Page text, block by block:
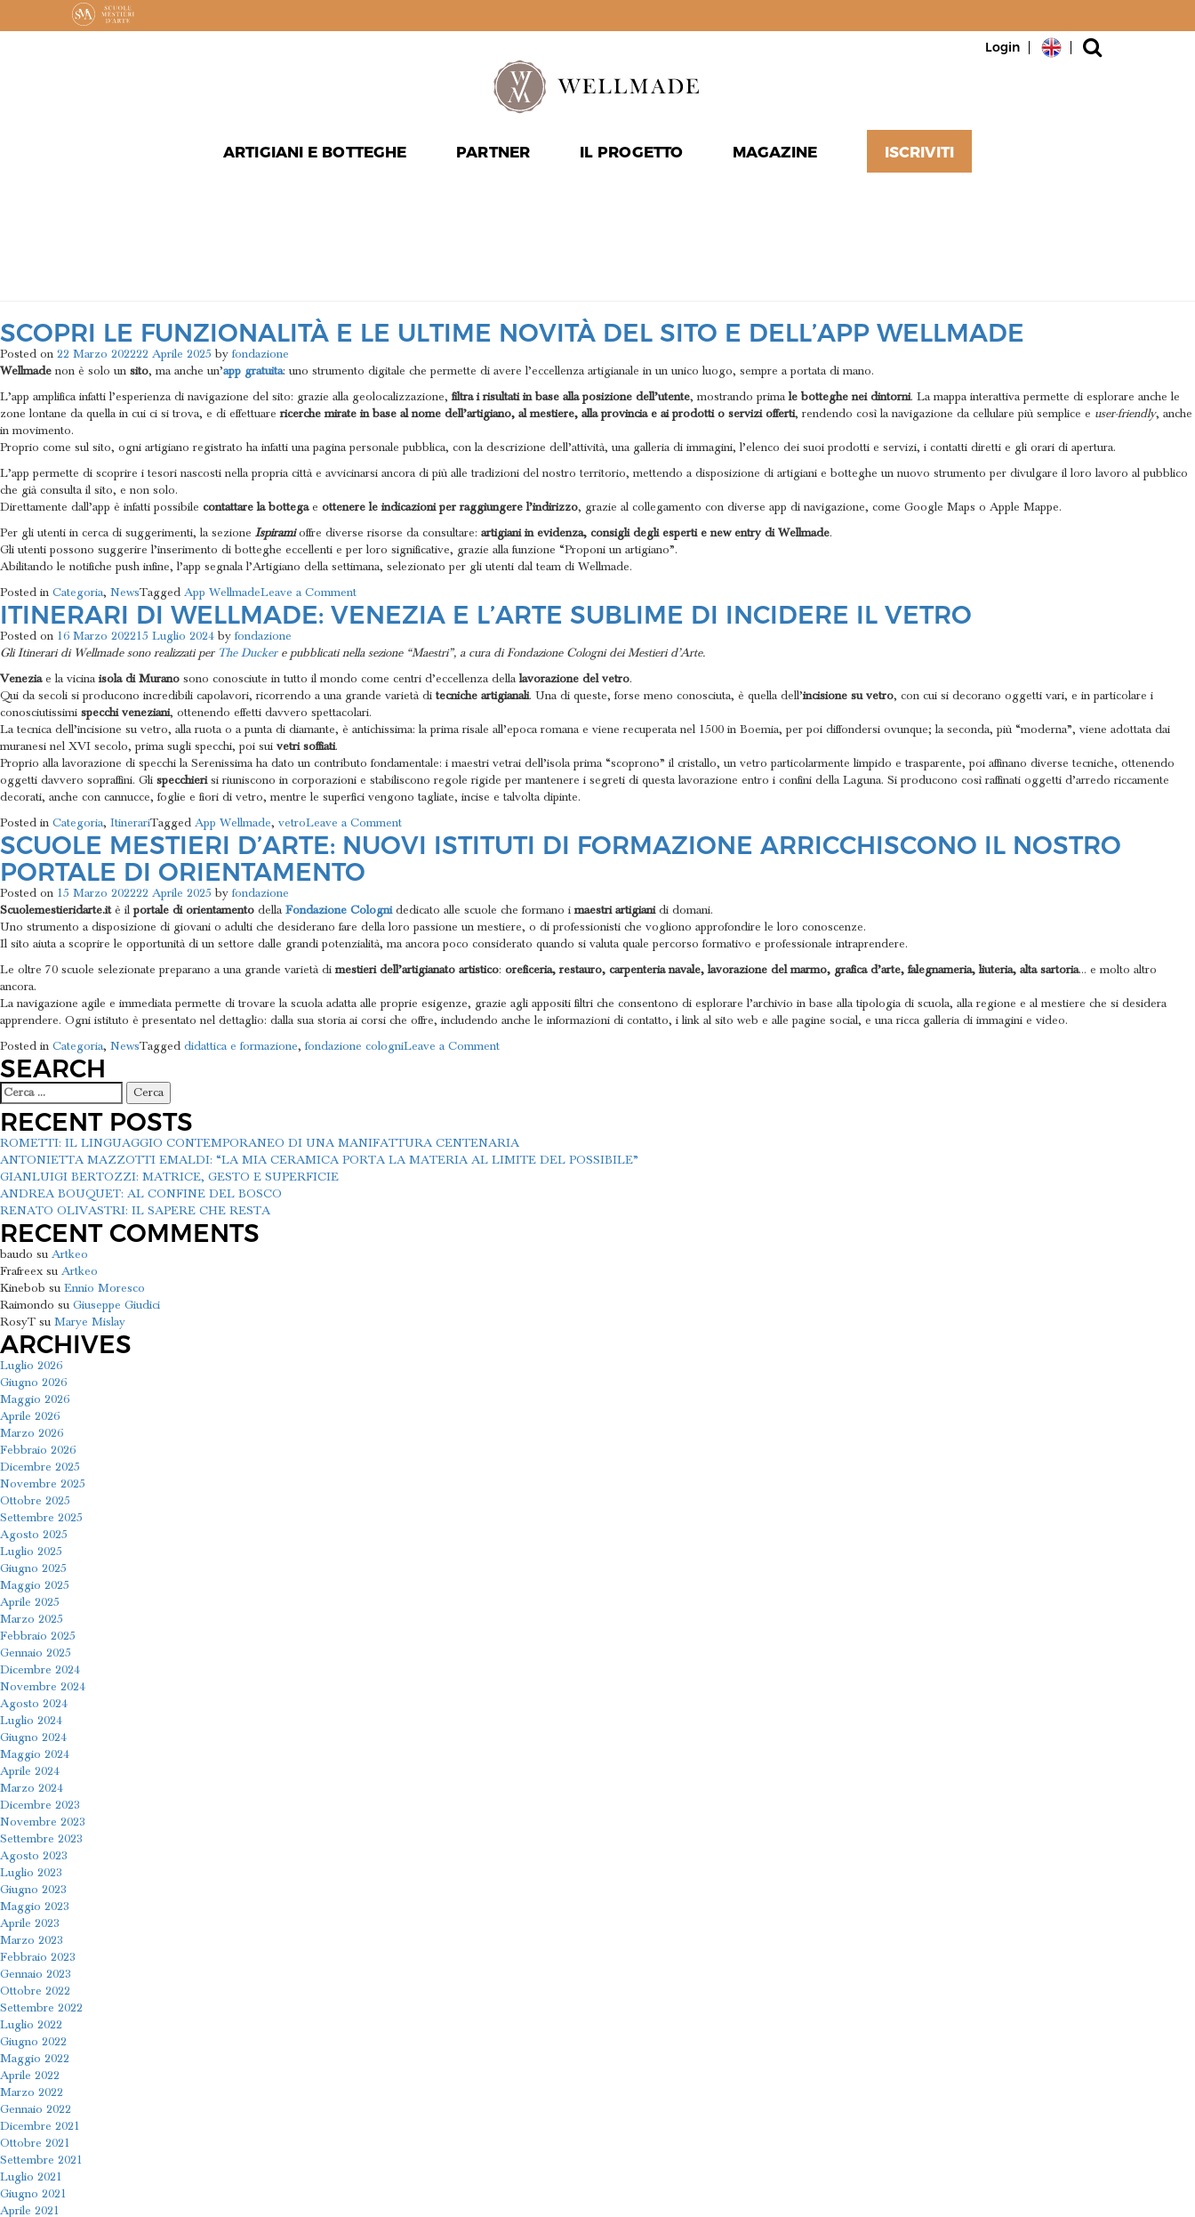
Login
ARTIGIANI E BOTTEGHE PARTNER IL PROGETTO MAGAZINE ISCRIVITI
SCOPRI LE FUNZIONALITÀ E LE ULTIME NOVITÀ DEL SITO E DELL’APP WELLMADE
Posted on 22 Marzo 202222 Aprile 2025 by fondazione
Wellmade non è solo un sito, ma anche un’app gratuita: uno strumento digitale che permette di avere l’eccellenza artigianale in un unico luogo, sempre a portata di mano.
L’app amplifica infatti l’esperienza di navigazione del sito: grazie alla geolocalizzazione,filtra i risultati in base alla posizione dell’utente, mostrando primale botteghe nei dintorni. La mappa interattiva permette di esplorare anche le
zone lontane da quella in cui ci si trova, e di effettuarericerche mirate in base al nome dell’artigiano, al mestiere, alla provincia e ai prodotti o servizi offerti, rendendo così la navigazione da cellulare più semplice e user-friendly, anche
in movimento.
Proprio come sul sito, ogni artigiano registrato ha infatti una pagina personale pubblica, con la descrizione dell’attività, una galleria di immagini, l’elenco dei suoi prodotti e servizi, i contatti diretti e gli orari di apertura.
L’app permette di scoprire i tesori nascosti nella propria città e avvicinarsi ancora di più alle tradizioni del nostro territorio, mettendo a disposizione di artigiani e botteghe un nuovo strumento per divulgare il loro lavoro al pubblico
che già consulta il sito, e non solo.
Direttamente dall’app è infatti possibile contattare la bottegae ottenere le indicazioni per raggiungere l’indirizzo, grazie al collegamento con diverse app di navigazione, come Google Maps o Apple Mappe.
Per gli utenti in cerca di suggerimenti, la sezione Ispirami offre diverse risorse da consultare: artigiani in evidenza, consigli degli esperti e new entry di Wellmade.
Gli utenti possono suggerire l’inserimento di botteghe eccellenti e per loro significative, grazie alla funzione “Proponi un artigiano”.
Abilitando le notifiche push infine, l’app segnala l’Artigiano della settimana, selezionato per gli utenti dal team di Wellmade.
Posted in Categoria, NewsTagged App WellmadeLeave a Commenton
Scopri
le
e
le
ultime
novità
del
e
dell’app
Wellmade
ITINERARI DI WELLMADE: VENEZIA E L’ARTE SUBLIME DI INCIDERE IL VETRO
Posted on 16 Marzo 202215 Luglio 2024 by fondazione
Gli Itinerari di Wellmade sono realizzati per The Duckere pubblicati nella sezione “Maestri”, a cura di Fondazione Cologni dei Mestieri d’Arte.
Veneziae la vicinaisola di Murano sono conosciute in tutto il mondo come centri d’eccellenza dellalavorazione del vetro.
Qui da secoli si producono incredibili capolavori, ricorrendo a una grande varietà di tecniche artigianali. Una di queste, forse meno conosciuta, è quella dell’incisione su vetro, con cui si decorano oggetti vari, e in particolare i
conosciutissimi specchi veneziani, ottenendo effetti davvero spettacolari.
La tecnica dell’incisione su vetro, alla ruota o a punta di diamante, è antichissima: la prima risale all’epoca romana e viene recuperata nel 1500 in Boemia, per poi diffondersi ovunque; la seconda, più “moderna”, viene adottata dai
muranesi nel XVI secolo, prima sugli specchi, poi sui vetri soffiati.
Proprio alla lavorazione di specchi la Serenissima ha dato un contributo fondamentale: i maestri vetrai dell’isola prima “scoprono” il cristallo, un vetro particolarmente limpido e trasparente, poi affinano diverse tecniche, ottenendo
oggetti davvero sopraffini. Gli specchierisi riuniscono in corporazioni e stabiliscono regole rigide per mantenere i segreti di questa lavorazione entro i confini della Laguna. Si producono così raffinati oggetti d’arredo riccamente
decorati, anche con cannucce, foglie e fiori di vetro, mentre le superfici vengono tagliate, incise e talvolta dipinte.
Posted in Categoria, ItinerariTagged App Wellmade, vetroLeave a Commenton
Itinerari
di
e
l’arte
sublime
incidere
vetro
SCUOLE MESTIERI D’ARTE: NUOVI ISTITUTI DI FORMAZIONE ARRICCHISCONO IL NOSTRO
PORTALE DI ORIENTAMENTO
Posted on 15 Marzo 202222 Aprile 2025 by fondazione
Scuolemestieridarte.itè ilportale di orientamento dellaFondazione Colognidedicato alle scuole che formano imaestri artigianidi domani.
Uno strumento a disposizione di giovani o adulti che desiderano fare della loro passione un mestiere, o di professionisti che vogliono approfondire le loro conoscenze.
Il sito aiuta a scoprire le opportunità di un settore dalle grandi potenzialità, ma ancora poco considerato quando si valuta quale percorso formativo e professionale intraprendere.
Le oltre 70 scuole selezionate preparano a una grande varietà dimestieri dell’artigianato artistico: oreficeria, restauro, carpenteria navale, lavorazione del marmo, grafica d’arte, falegnameria, liuteria, alta sartoria… e molto altro
ancora.
La navigazione agile e immediata permette di trovare la scuola adatta alle proprie esigenze, grazie agli appositi filtri che consentono di esplorare l’archivio in base alla tipologia di scuola, alla regione e al mestiere che si desidera
apprendere. Ogni istituto è presentato nel dettaglio: dalla sua storia ai corsi che offre, includendo anche le informazioni di contatto, i link al sito web e alle pagine social, e una ricca galleria di immagini e video.
Posted in Categoria, NewsTagged didattica e formazione, fondazione cologniLeave a Commenton
di
formazione
SEARCH
Ricerca
per:
RECENT POSTS
ROMETTI: IL LINGUAGGIO CONTEMPORANEO DI UNA MANIFATTURA CENTENARIA
ANTONIETTA MAZZOTTI EMALDI: “LA MIA CERAMICA PORTA LA MATERIA AL LIMITE DEL POSSIBILE”
GIANLUIGI BERTOZZI: MATRICE, GESTO E SUPERFICIE
ANDREA BOUQUET: AL CONFINE DEL BOSCO
RENATO OLIVASTRI: IL SAPERE CHE RESTA
RECENT COMMENTS
baudo su Artkeo
Frafreex su Artkeo
Kinebob su Ennio Moresco
Raimondo su Giuseppe Giudici
RosyT su Marye Mislay
ARCHIVES
Luglio 2026
Giugno 2026
Maggio 2026
Aprile 2026
Marzo 2026
Febbraio 2026
Dicembre 2025
Novembre 2025
Ottobre 2025
Settembre 2025
Agosto 2025
Luglio 2025
Giugno 2025
Maggio 2025
Aprile 2025
Marzo 2025
Febbraio 2025
Gennaio 2025
Dicembre 2024
Novembre 2024
Agosto 2024
Luglio 2024
Giugno 2024
Maggio 2024
Aprile 2024
Marzo 2024
Dicembre 2023
Novembre 2023
Settembre 2023
Agosto 2023
Luglio 2023
Giugno 2023
Maggio 2023
Aprile 2023
Marzo 2023
Febbraio 2023
Gennaio 2023
Ottobre 2022
Settembre 2022
Luglio 2022
Giugno 2022
Maggio 2022
Aprile 2022
Marzo 2022
Gennaio 2022
Dicembre 2021
Ottobre 2021
Settembre 2021
Luglio 2021
Giugno 2021
Aprile 2021